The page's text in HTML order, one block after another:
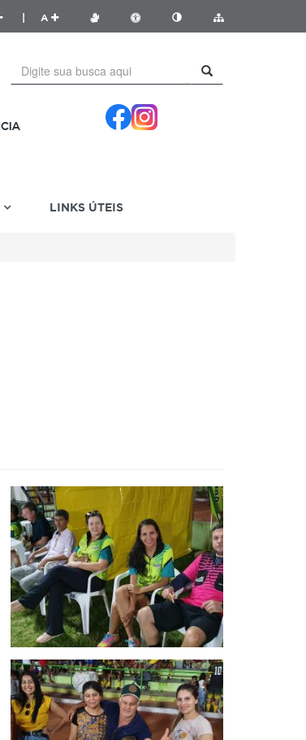
A
LINKS ÚTEIS